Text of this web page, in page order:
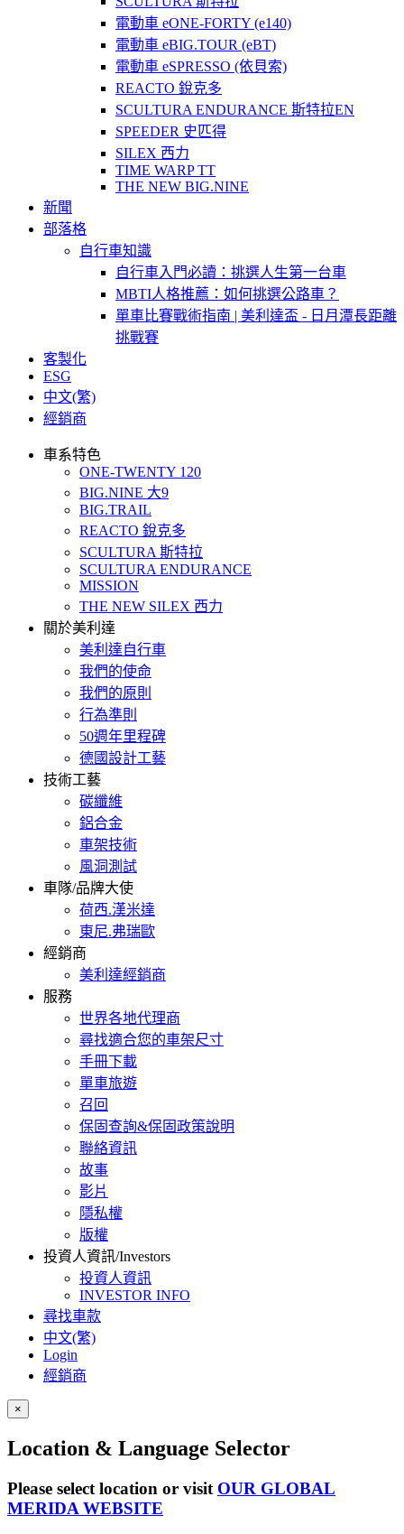
電動車 eONE-FORTY (e140)
電動車 eBIG.TOUR (eBT)
電動車 eSPRESSO (依貝索)
REACTO 銳克多
SCULTURA ENDURANCE 斯特拉EN
SPEEDER 史匹得
SILEX 西力
TIME WARP TT
THE NEW BIG.NINE
新聞
部落格
自行車知識
自行車入門必讀：挑選人生第一台車
MBTI人格推薦：如何挑選公路車？
單車比賽戰術指南 | 美利達盃 - 日月潭長距離
挑戰賽
客製化
ESG
中文(繁)
經銷商
車系特色
ONE-TWENTY 120
BIG.NINE 大9
BIG.TRAIL
REACTO 銳克多
SCULTURA 斯特拉
SCULTURA ENDURANCE
MISSION
THE NEW SILEX 西力
關於美利達
美利達自行車
我們的使命
我們的原則
行為準則
50週年里程碑
德國設計工藝
技術工藝
碳纖維
鋁合金
車架技術
風洞測試
車隊/品牌大使
荷西.漢米達
東尼.弗瑞歐
經銷商
美利達經銷商
服務
世界各地代理商
尋找適合您的車架尺寸
手冊下載
單車旅遊
召回
保固查詢&保固政策說明
聯絡資訊
故事
影片
隱私權
版權
投資人資訊/Investors
投資人資訊
INVESTOR INFO
尋找車款
中文(繁)
Login
經銷商
×
Location & Language Selector
Please select location or visit OUR GLOBAL
MERIDA WEBSITE